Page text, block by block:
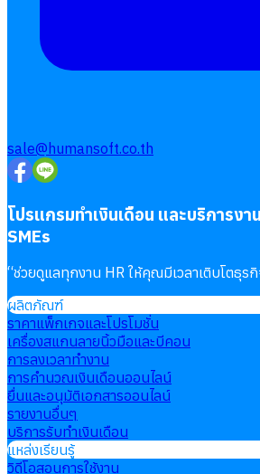
sale@humansoft.co.th
โปรแกรมทำเงินเดือน และบริการงา
SMEs
“ช่วยดูแลทุกงาน HR ให้คุณมีเวลาเติบโตธุร
ผลิตภัณฑ์
ราคาแพ็กเกจและโปรโมชั่น
เครื่องสแกนลายนิ้วมือและบีคอน
การลงเวลาทำงาน
การคำนวณเงินเดือนออนไลน์
ยื่นและอนุมัติเอกสารออนไลน์
รายงานอื่นๆ
บริการรับทำเงินเดือน
แหล่งเรียนรู้
วิดีโอสอนการใช้งาน